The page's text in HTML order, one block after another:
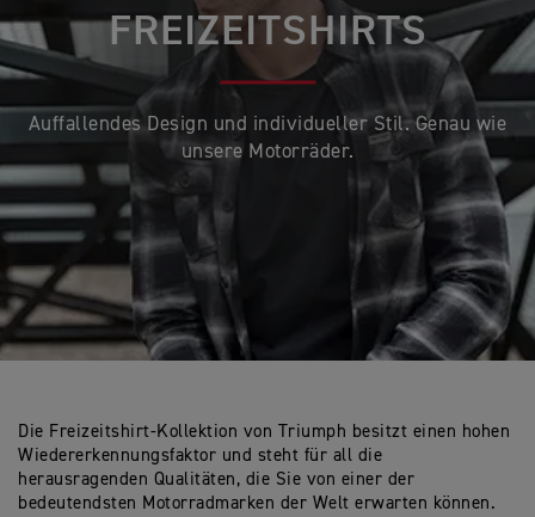
FREIZEITSHIRTS
Auffallendes Design und individueller Stil. Genau wie
unsere Motorräder.
Die Freizeitshirt-Kollektion von Triumph besitzt einen hohen
Wiedererkennungsfaktor und steht für all die
herausragenden Qualitäten, die Sie von einer der
bedeutendsten Motorradmarken der Welt erwarten können.